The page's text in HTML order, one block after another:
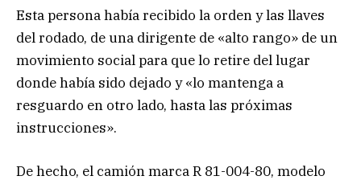
Esta persona había recibido la orden y las llaves
del rodado, de una dirigente de «alto rango» de un
movimiento social para que lo retire del lugar
donde había sido dejado y «lo mantenga a
resguardo en otro lado, hasta las próximas
instrucciones».
De hecho, el camión marca R 81-004-80, modelo